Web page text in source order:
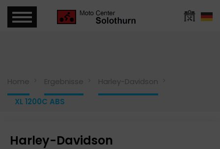
Home Ergebnisse
Harley-Davidson
XL 1200C ABS
Harley-Davidson